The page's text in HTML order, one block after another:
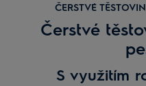
ČERSTVÉ
Čerstvé
S využitím